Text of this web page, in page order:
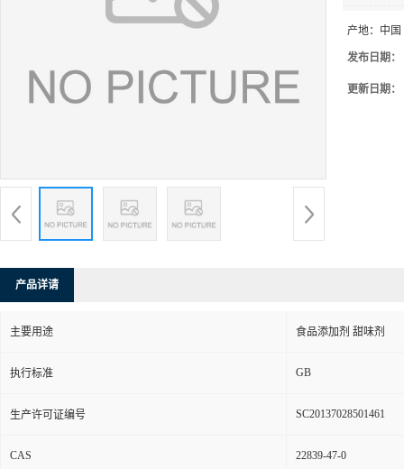
产地： 中国
发布日期：
更新日期：
产品详请
主要用途 食品添加剂 甜味剂
执行标准 GB
生产许可证编号 SC20137028501461
CAS 22839-47-0